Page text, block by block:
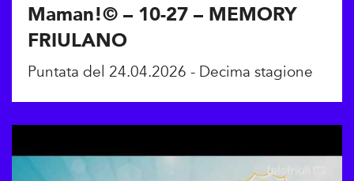
Maman!© – 10-27 – MEMORY
FRIULANO
Puntata del 24.04.2026 - Decima stagione